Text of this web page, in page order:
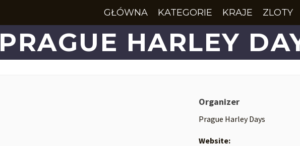
GŁÓWNA KATEGORIE KRAJE ZLOTY
PRAGUE HARLEY
Organizer
Prague Harley Days
Website: